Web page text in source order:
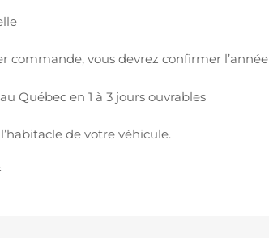
commande, vous devrez confirmer
au Québec en 1 à 3 jours ouvrables
de votre véhicule.